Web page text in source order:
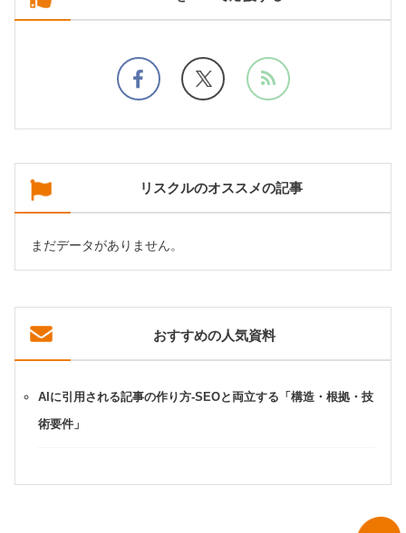
リスクルのオススメの記事
まだデータがありません。
おすすめの人気資料
AIに引用される記事の作り方-SEOと両立する「構造・根拠・技
術要件」